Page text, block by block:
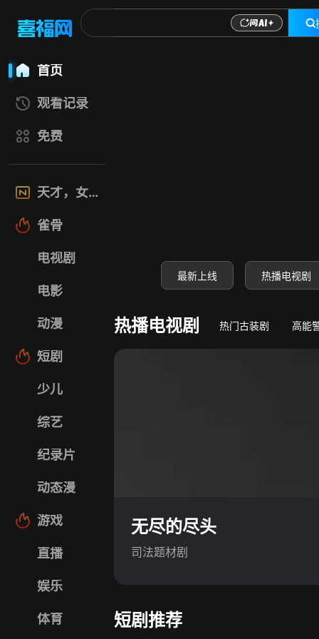
首页
观看记录
免费
天才，女友
雀骨
电视剧
电影
动漫
短剧
少儿
综艺
纪录片
动态漫
游戏
直播
娱乐
体育
最新上线 热播电视剧
热播电视剧 热门古装剧 高能
无尽的尽头
司法题材剧
短剧推荐